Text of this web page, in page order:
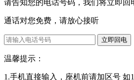
请告知您的电话号码，我们将立即回
通话对您免费，请放心接听
立即回电
温馨提示：
1.手机直接输入，座机前请加区号 如